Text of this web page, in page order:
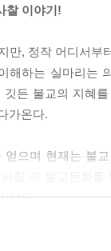
찰 이야기!
만, 정작 어디서
해하는 실마리는
든 불교의 지혜
가온다.
으며 현재는 불
났다.
상징세계』는